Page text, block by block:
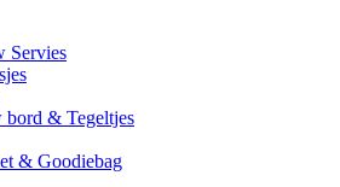
Servies
bord & Tegeltjes
& Goodiebag